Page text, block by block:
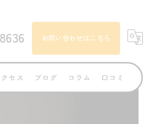
お問い合わせはこちら
セス ブログ コラム 口コミ